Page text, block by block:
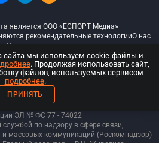
является ООО «ЕСПОРТ Медиа»
рекомендательные технологииО нас
Документы
— Все права защищены
18+
о регистрации средств массовой
ЭЛ № ФС 77 - 74022
по надзору в сфере связи,
массовых коммуникаций (Роскомнадзор)
сайта мы используем cookie-файлы и
. Продолжая использовать сайт,
файлов, используемых сервисом
подробнее.
ПРИНЯТЬ